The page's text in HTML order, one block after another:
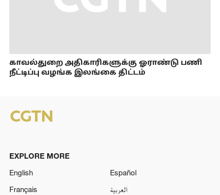
காவல்துறை அதிகாரிகளுக்கு ஓராண்டு பணி
நீட்டிப்பு வழங்க இலங்கை திட்டம்
EXPLORE MORE
English
Español
Français
العربية